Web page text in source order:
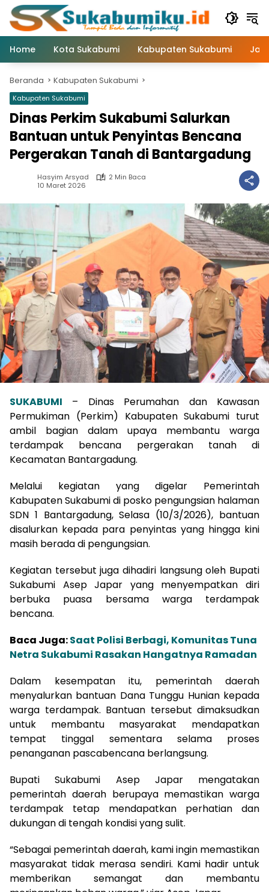
Langsung
konten
Home
Kota Sukabumi Kabupaten Sukabumi
Beranda Kabupaten Sukabumi
Kabupaten Sukabumi
Dinas Perkim Sukabumi Salurkan
Bantuan untuk Penyintas Bencana
Pergerakan Tanah di Bantargadung
Hasyim Arsyad
2 Min Baca
10 Maret 2026
SUKABUMI
– Dinas Perumahan dan Kawasan
Permukiman (Perkim) Kabupaten Sukabumi turut
ambil bagian dalam upaya membantu warga
terdampak bencana pergerakan tanah di
Kecamatan Bantargadung.
Melalui kegiatan yang digelar Pemerintah
Kabupaten Sukabumi di posko pengungsian halaman
SDN 1 Bantargadung, Selasa (10/3/2026), bantuan
disalurkan kepada para penyintas yang hingga kini
masih berada di pengungsian.
Kegiatan tersebut juga dihadiri langsung oleh Bupati
Sukabumi Asep Japar yang menyempatkan diri
berbuka puasa bersama warga terdampak
bencana.
Baca Juga:Saat Polisi Berbagi, Komunitas Tuna
Netra Sukabumi Rasakan Hangatnya Ramadan
Dalam kesempatan itu, pemerintah daerah
menyalurkan bantuan Dana Tunggu Hunian kepada
warga terdampak. Bantuan tersebut dimaksudkan
untuk membantu masyarakat mendapatkan
tempat tinggal sementara selama proses
penanganan pascabencana berlangsung.
Bupati Sukabumi Asep Japar mengatakan
pemerintah daerah berupaya memastikan warga
terdampak tetap mendapatkan perhatian dan
dukungan di tengah kondisi yang sulit.
“Sebagai pemerintah daerah, kami ingin memastikan
masyarakat tidak merasa sendiri. Kami hadir untuk
memberikan semangat dan membantu